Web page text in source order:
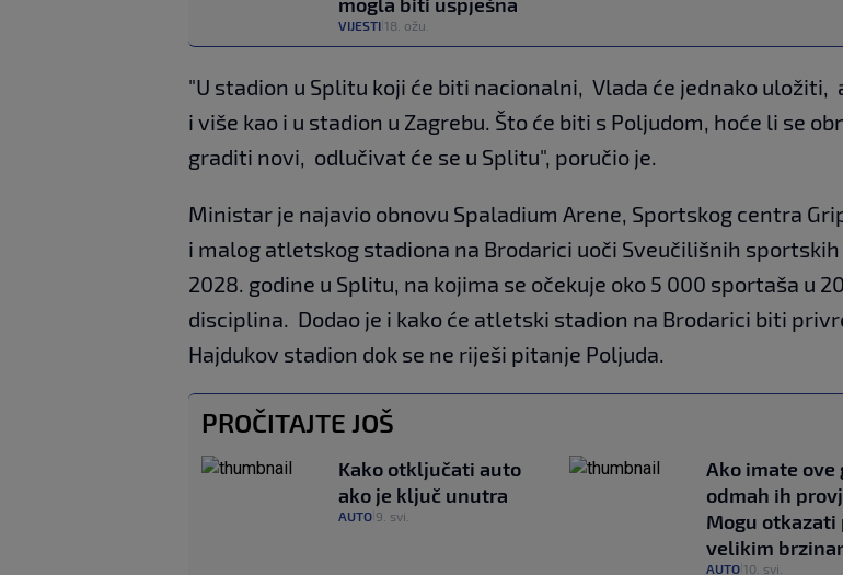
VIJESTI 18. ožu.
"U stadion u Splitu koji će biti nacionalni, Vlada će jednako uložiti,
i više kao i u stadion u Zagrebu. Što će biti s Poljudom, hoće li se
graditi novi, odlučivat će se u Splitu", poručio je.
Ministar je najavio obnovu Spaladium Arene, Sportskog centra
i malog atletskog stadiona na Brodarici uoči Sveučilišnih
2028. godine u Splitu, na kojima se očekuje oko 5 000 sportaša u 20
disciplina. Dodao je i kako će atletski stadion na Brodarici biti
Hajdukov stadion dok se ne riješi pitanje Poljuda.
PROČITAJTE JOŠ
Kako otključati auto
ako je ključ unutra
AUTO 9. svi.
Ako imate ove
odmah ih
Mogu otkazati
velikim
AUTO 10. svi.